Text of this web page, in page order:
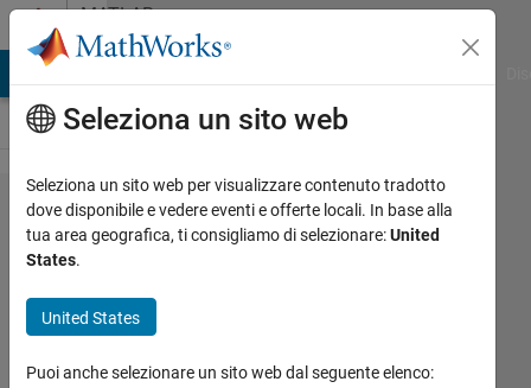
Vai al contenutoMATLAB
Answers
how to
arrange
Seleziona un sito web
Seleziona un sito web per visualizzare contenuto tradotto
dove disponibile e vedere eventi e offerte locali. In base alla
tua area geografica, ti consigliamo di selezionare:United
States.
United States
Puoi anche selezionare un sito web dal seguente elenco: